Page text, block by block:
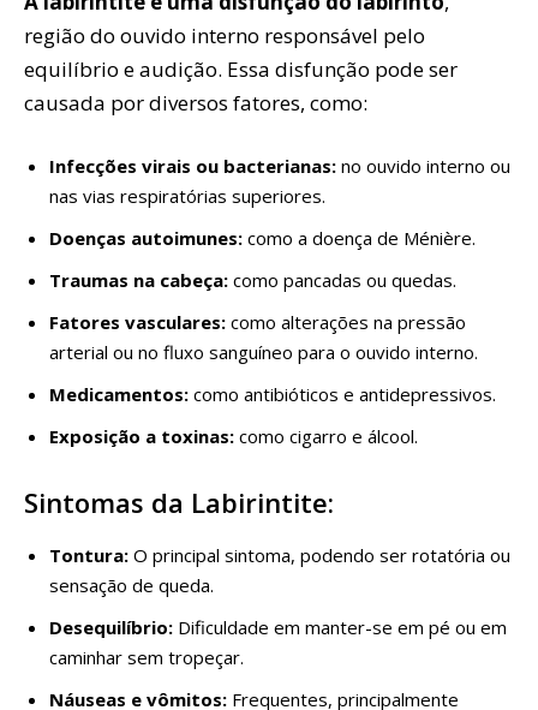
região do ouvido interno responsável pelo
equilíbrio e audição. Essa disfunção pode ser
causada por diversos fatores, como:
Infecções virais ou bacterianas: no ouvido interno ou
nas vias respiratórias superiores.
Doenças autoimunes: como a doença de Ménière.
Traumas na cabeça: como pancadas ou quedas.
Fatores vasculares: como alterações na pressão
arterial ou no fluxo sanguíneo para o ouvido interno.
Medicamentos: como antibióticos e antidepressivos.
Exposição a toxinas: como cigarro e álcool.
Sintomas da Labirintite:
Tontura: O principal sintoma, podendo ser rotatória ou
sensação de queda.
Desequilíbrio: Dificuldade em manter-se em pé ou em
caminhar sem tropeçar.
Náuseas e vômitos: Frequentes, principalmente